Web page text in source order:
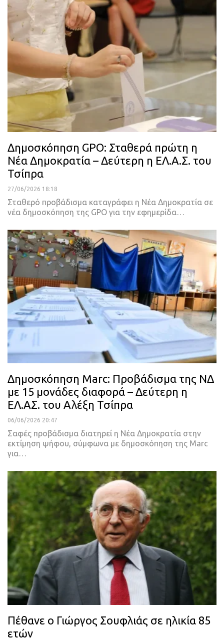
Δημοσκόπηση GPO: Σταθερά πρώτη η
Νέα Δημοκρατία – Δεύτερη η ΕΛ.Α.Σ. του
Τσίπρα
27/06/2026 18:18
Σταθερό προβάδισμα καταγράφει η Νέα Δημοκρατία σε
νέα δημοσκόπηση της GPO για την εφημερίδα…
Δημοσκόπηση Marc: Προβάδισμα της ΝΔ
με 15 μονάδες διαφορά – Δεύτερη η
ΕΛ.ΑΣ. του Αλέξη Τσίπρα
06/06/2026 20:47
Σαφές προβάδισμα διατηρεί η Νέα Δημοκρατία στην
εκτίμηση ψήφου, σύμφωνα με δημοσκόπηση της Marc
για…
Πέθανε ο Γιώργος Σουφλιάς σε ηλικία 85
ετών